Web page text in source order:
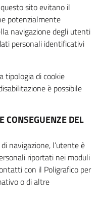
sito evitano il
potenzialmente
navigazione degli utenti
personali identificativi
tipologia di cookie
è possibile
CONSEGUENZE DEL
navigazione, l’utente è
riportati nei moduli
con il Poligrafico per
o di altre